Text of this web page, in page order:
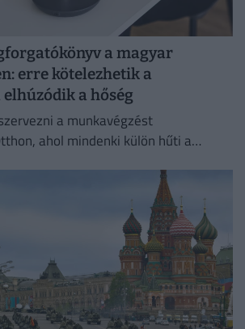
a magyar
erre kötelezhetik a
a hőség
a munkavégzést
ahol mindenki külön hűti a
hűtés központilag működik.